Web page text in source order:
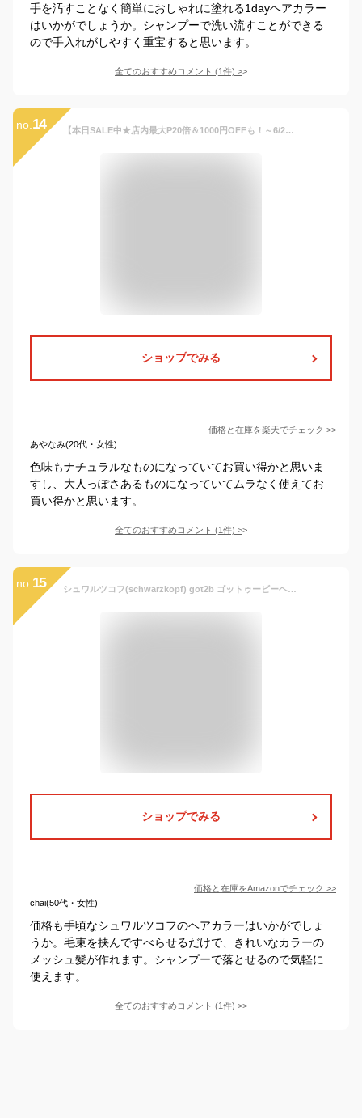
手を汚すことなく簡単におしゃれに塗れる1dayヘアカラー
はいかがでしょうか。シャンプーで洗い流すことができる
ので手入れがしやすく重宝すると思います。
全てのおすすめコメント (1件) >
no. 14 【本日SALE中★店内最大P20倍＆1000円OFFも！～6/26 01:59】カラーワックス 【公式】 カラーセッション1Day カラーワックス 40g ヘアカラー カラーリング カラーリングトリートメント 毛染め シルバー ピンク
ショップでみる
価格と在庫を楽天でチェック >>
あやなみ(20代・女性)
色味もナチュラルなものになっていてお買い得かと思いま
すし、大人っぽさあるものになっていてムラなく使えてお
買い得かと思います。
全てのおすすめコメント (1件) >
no. 15 シュワルツコフ(schwarzkopf) got2b ゴットゥービーヘアチョーク オレンジ〔1日だけ・黒髪にも驚きの発色・シャンプーで簡単OFF・毛束を挟み滑らせるだけ 〕ハロウィン コスプレ アニメ 仮装 ライブ パーティー フェス ヘアカラー Schwarzkopf(シュワルツコフ) 3.5グラム (x 1)
ショップでみる
価格と在庫をAmazonでチェック >>
chai(50代・女性)
価格も手頃なシュワルツコフのヘアカラーはいかがでしょ
うか。毛束を挟んですべらせるだけで、きれいなカラーの
メッシュ髪が作れます。シャンプーで落とせるので気軽に
使えます。
全てのおすすめコメント (1件) >